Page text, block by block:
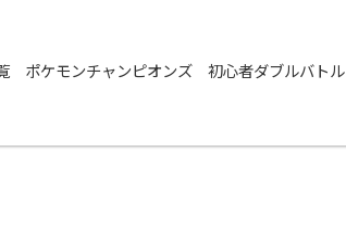
ポケモンチャンピオンズ 初心者ダブルバトル